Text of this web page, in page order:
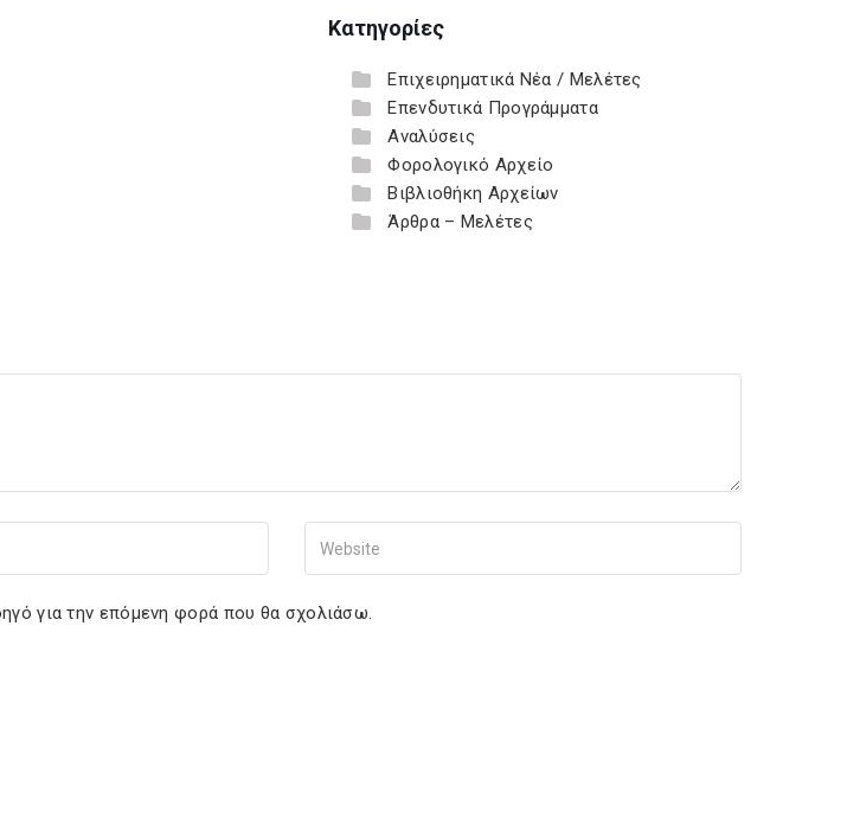
Κατηγορίες
Επιχειρηματικά Νέα / Μελέτες
Επενδυτικά Προγράμματα
Αναλύσεις
Φορολογικό Αρχείο
Βιβλιοθήκη Αρχείων
Άρθρα – Μελέτες
Your Website
για την επόμενη φορά που θα σχολιάσω.